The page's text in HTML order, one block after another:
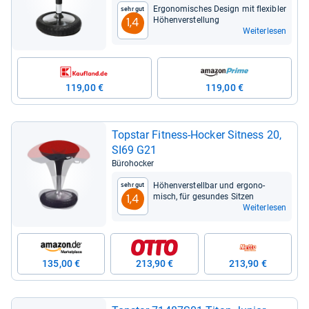
Sehr gut
1,4
Ergo­no­mi­sches Design mit fle­xibler
Höhen­ver­stel­lung
Weiterlesen
119,00 € 119,00 €
Top­star Fit­ness-​Hocker Sit­ness 20,
SI69 G21
Bürohocker
Sehr gut
1,4
Höhen­ver­stell­bar und ergo­no­
misch, für gesun­des Sit­zen
Weiterlesen
135,00 € 213,90 € 213,90 €